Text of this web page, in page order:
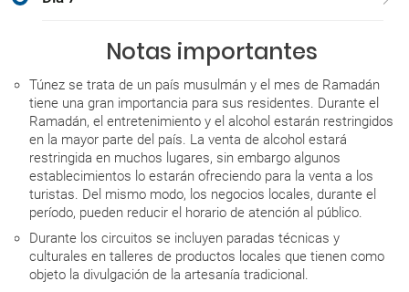
Notas importantes
Túnez se trata de un país musulmán y el mes de Ramadán
tiene una gran importancia para sus residentes. Durante el
Ramadán, el entretenimiento y el alcohol estarán restringidos
en la mayor parte del país. La venta de alcohol estará
restringida en muchos lugares, sin embargo algunos
establecimientos lo estarán ofreciendo para la venta a los
turistas. Del mismo modo, los negocios locales, durante el
período, pueden reducir el horario de atención al público.
Durante los circuitos se incluyen paradas técnicas y
culturales en talleres de productos locales que tienen como
objeto la divulgación de la artesanía tradicional.